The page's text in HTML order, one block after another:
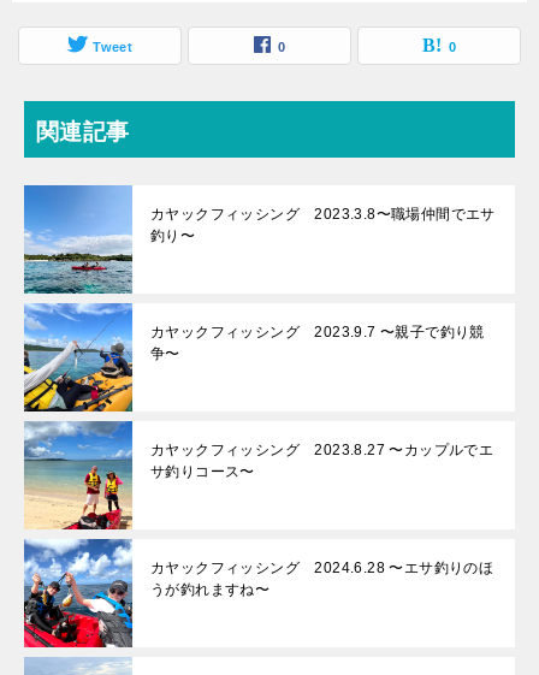
Tweet 0 0
関連記事
カヤックフィッシング 2023.3.8〜職場仲間でエサ
釣り〜
カヤックフィッシング 2023.9.7 〜親子で釣り競
争〜
カヤックフィッシング 2023.8.27 〜カップルでエ
サ釣りコース〜
カヤックフィッシング 2024.6.28 〜エサ釣りのほ
うが釣れますね〜